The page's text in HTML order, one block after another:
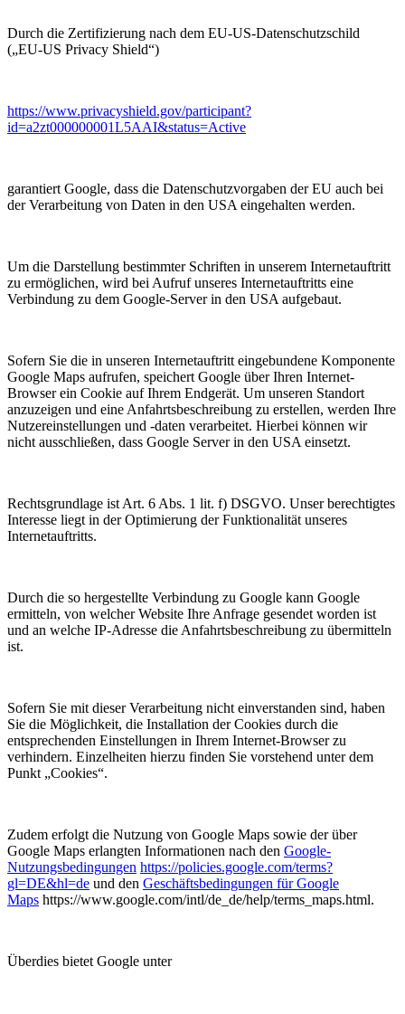
Durch die Zertifizierung nach dem EU-US-Datenschutzschild
(„EU-US Privacy Shield“)
https://www.privacyshield.gov/participant?
id=a2zt000000001L5AAI&status=Active
garantiert Google, dass die Datenschutzvorgaben der EU auch bei
der Verarbeitung von Daten in den USA eingehalten werden.
Um die Darstellung bestimmter Schriften in unserem Internetauftritt
zu ermöglichen, wird bei Aufruf unseres Internetauftritts eine
Verbindung zu dem Google-Server in den USA aufgebaut.
Sofern Sie die in unseren Internetauftritt eingebundene Komponente
Google Maps aufrufen, speichert Google über Ihren Internet-
Browser ein Cookie auf Ihrem Endgerät. Um unseren Standort
anzuzeigen und eine Anfahrtsbeschreibung zu erstellen, werden Ihre
Nutzereinstellungen und -daten verarbeitet. Hierbei können wir
nicht ausschließen, dass Google Server in den USA einsetzt.
Rechtsgrundlage ist Art. 6 Abs. 1 lit. f) DSGVO. Unser berechtigtes
Interesse liegt in der Optimierung der Funktionalität unseres
Internetauftritts.
Durch die so hergestellte Verbindung zu Google kann Google
ermitteln, von welcher Website Ihre Anfrage gesendet worden ist
und an welche IP-Adresse die Anfahrtsbeschreibung zu übermitteln
ist.
Sofern Sie mit dieser Verarbeitung nicht einverstanden sind, haben
Sie die Möglichkeit, die Installation der Cookies durch die
entsprechenden Einstellungen in Ihrem Internet-Browser zu
verhindern. Einzelheiten hierzu finden Sie vorstehend unter dem
Punkt „Cookies“.
Zudem erfolgt die Nutzung von Google Maps sowie der über
Google Maps erlangten Informationen nach den Google-
Nutzungsbedingungen https://policies.google.com/terms?
gl=DE&hl=de und den Geschäftsbedingungen für Google
Maps https://www.google.com/intl/de_de/help/terms_maps.html.
Überdies bietet Google unter